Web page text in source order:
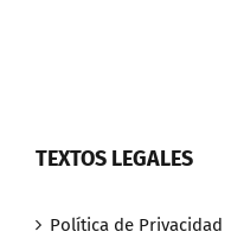
TEXTOS LEGALES
Política de Privacidad